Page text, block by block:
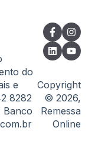
do
e
8282
Banco
Copyright
© 2026,
Remessa
Online